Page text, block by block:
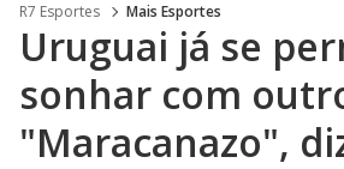
R7 Esportes Mais Esportes
Uruguai já se
sonhar com
"Maracanazo",